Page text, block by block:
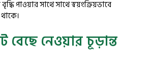
পাওয়ার সাথে সাথে স্বয়ংক্রিয়ভাবে
বেছে নেওয়ার চূড়ান্ত